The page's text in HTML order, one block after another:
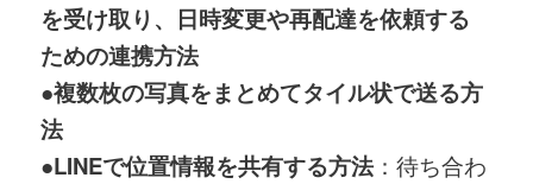
を受け取り、日時変更や再配達を依頼する
ための連携方法
●複数枚の写真をまとめてタイル状で送る方
法
●LINEで位置情報を共有する方法 ：待ち合わ